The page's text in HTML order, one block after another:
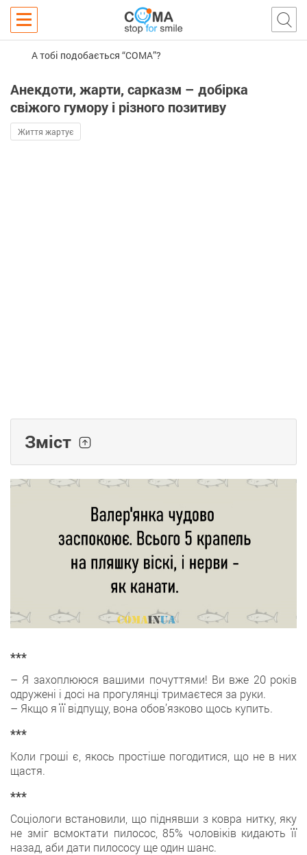
А тобі подобається “COMA”?
Анекдоти, жарти, сарказм – добірка
свіжого гумору і різного позитиву
Життя жартує
Зміст
***
– Я захоплююся вашими почуттями! Ви вже 20 років
одружені і досі на прогулянці тримаєтеся за руки.
– Якщо я її відпущу, вона обов’язково щось купить.
***
Коли гроші є, якось простіше погодитися, що не в них
щастя.
***
Соціологи встановили, що піднявши з ковра нитку, яку
не зміг всмоктати пилосос, 85% чоловіків кидають її
назад, аби дати пилососу ще один шанс.